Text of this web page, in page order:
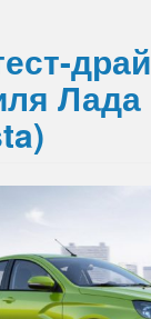
Лада